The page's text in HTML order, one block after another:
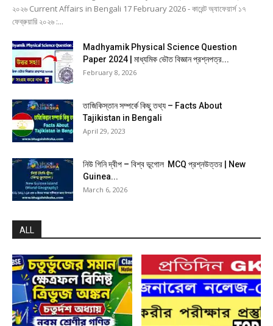
২০২৬ Current Affairs in Bengali 17 February 2026 - কারেন্ট অ্যাফেয়ার্স ১৭
ফেব্রুয়ারি ২০২৬ :...
Madhyamik Physical Science Question
Paper 2024 | মাধ্যমিক ভৌত বিজ্ঞান প্রশ্নপত্র...
February 8, 2026
তাজিকিস্তান সম্পর্কে কিছু তথ্য – Facts About
Tajikistan in Bengali
April 29, 2023
নিউ গিনি দ্বীপ – বিশ্ব ভূগোল MCQ প্রশ্নউত্তর | New
Guinea...
March 6, 2026
ALL